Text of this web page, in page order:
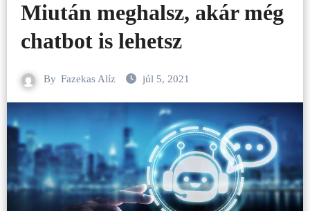
Miután meghalsz, akár még
chatbot is lehetsz
By Fazekas Alíz júl 5, 2021